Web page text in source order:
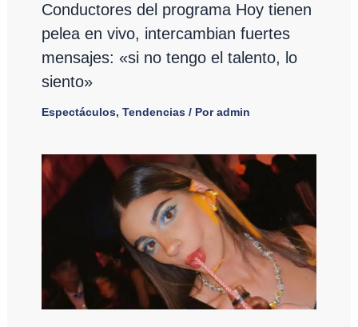
Conductores del programa Hoy tienen
pelea en vivo, intercambian fuertes
mensajes: «si no tengo el talento, lo
siento»
Espectáculos, Tendencias/ Poradmin